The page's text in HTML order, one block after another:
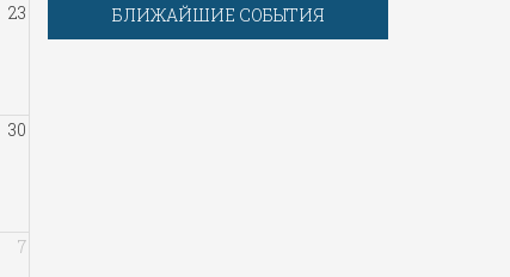
23
30
7
БЛИЖАЙШИЕ СОБЫТИЯ